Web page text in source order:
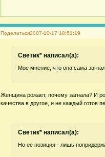
Поделиться2007-10-17 18:51:19
Светик* написал(а):
Мое мнение, что она сама
Женщина рожает, почему загнала? И
качества в другое, и не каждый готов
Светик* написал(а):
Но ее позиция - лишь